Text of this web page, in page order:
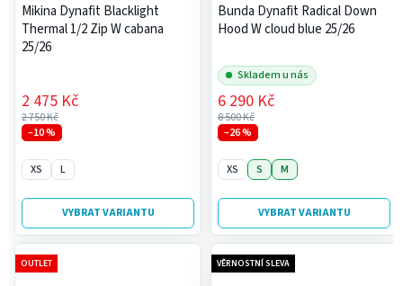
Mikina Dynafit Blacklight
Thermal 1/2 Zip W cabana
25/26
2 750 Kč
2 475 Kč
–10 %
VYBRAT VARIANTU
XS L
Bunda Dynafit Radical Down
Hood W cloud blue 25/26
Skladem u nás
8 500 Kč
6 290 Kč
–26 %
VYBRAT VARIANTU
XS S M
OUTLET VĚRNOSTNÍ SLEVA